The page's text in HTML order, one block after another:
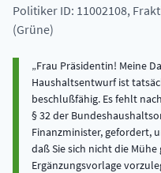
Politiker ID: 11002108,
(Grüne)
Frau Präsidentin! Meine
Haushaltsentwurf ist
beschlußfähig. Es fehlt
§ 32 der
Finanzminister, gefordert,
daß Sie sich nicht die
Ergänzungsvorlage